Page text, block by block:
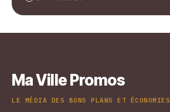
Ma Ville Promos
LE MÉDIA DES BONS PLANS ET ÉCONOMIES